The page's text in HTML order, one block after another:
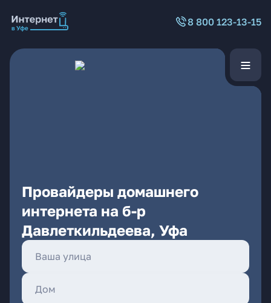
8 800 123-13-15
Провайдеры домашнего
интернета на б-р
Давлеткильдеева, Уфа